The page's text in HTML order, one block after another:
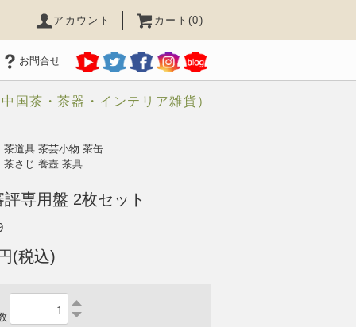
アカウント カート(0)
お問合せ
国茶・茶器・インテリア雑貨）
茶道具 茶芸小物 茶缶
茶さじ 養壺 茶具
専用盤 2枚セット
(税込)